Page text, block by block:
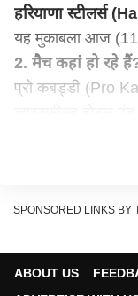
हरियाणा स्टीलर्स
यह मुकाबला आज
2. मैच कहां हो रहे
प्रो कबड्डी (Pro
स्पोर्ट्स 1 हिंदी, स्टार
SPONSORED LINKS BY
ABOUT US